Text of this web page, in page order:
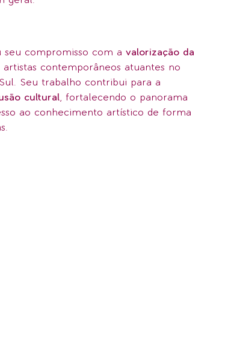
seu compromisso com avalorização da
artistas contemporâneos atuantes no
Seu trabalho contribui para a
cultural, fortalecendo o panorama
ao conhecimento artístico de forma